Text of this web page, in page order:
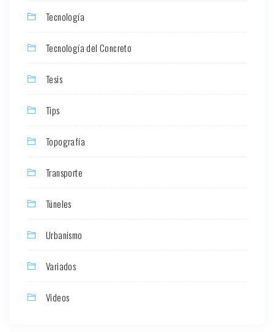
Tecnología
Tecnología del Concreto
Tesis
Tips
Topografía
Transporte
Túneles
Urbanismo
Variados
Videos